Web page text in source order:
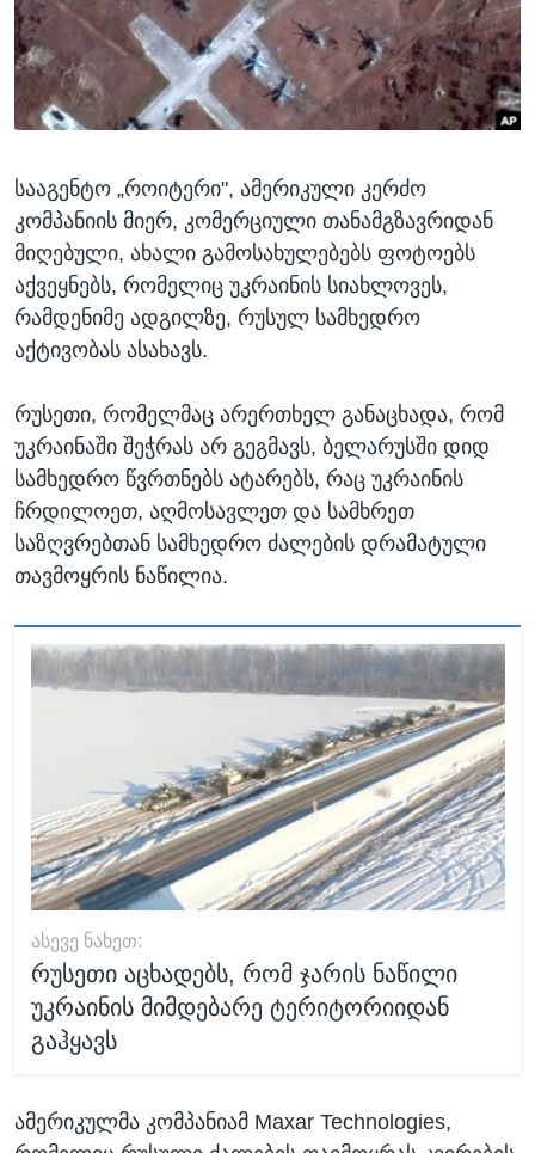
ᲡᲢᲣᲓᲘᲐ ᲕᲐᲨᲘᲜᲒᲢᲝᲜᲘ
ᲔᲙᲝᲜᲝᲛᲘᲙᲐ
ᲯᲐᲜᲛᲠᲗᲔᲚᲝᲑᲐ
ᲛᲔᲪᲜᲘᲔᲠᲔᲑᲐ
ᲙᲣᲚᲢᲣᲠᲐ
ᲓᲔᲖᲘᲜᲤᲝᲠᲛᲐᲪᲘᲐ
Learning English
ᲗᲕᲐᲚᲘ ᲒᲕᲐᲓᲔᲕᲜᲔᲗ
ენები
სააგენტო „როიტერი", ამერიკული კერძო
კომპანიის მიერ, კომერციული თანამგზავრიდან
მიღებული, ახალი გამოსახულებებს ფოტოებს
აქვეყნებს, რომელიც უკრაინის სიახლოვეს,
რამდენიმე ადგილზე, რუსულ სამხედრო
აქტივობას ასახავს.
რუსეთი, რომელმაც არერთხელ განაცხადა, რომ
უკრაინაში შეჭრას არ გეგმავს, ბელარუსში დიდ
სამხედრო წვრთნებს ატარებს, რაც უკრაინის
ჩრდილოეთ, აღმოსავლეთ და სამხრეთ
საზღვრებთან სამხედრო ძალების დრამატული
თავმოყრის ნაწილია.
ᲐᲡᲔᲕᲔ ᲜᲐᲮᲔᲗ:
რუსეთი აცხადებს, რომ ჯარის ნაწილი
უკრაინის მიმდებარე ტერიტორიიდან
გაჰყავს
ამერიკულმა კომპანიამ Maxar Technologies,